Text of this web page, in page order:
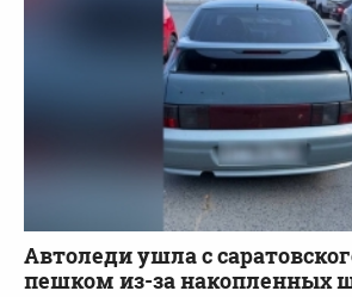
Автоледи ушла с
пешком из-за накопленных